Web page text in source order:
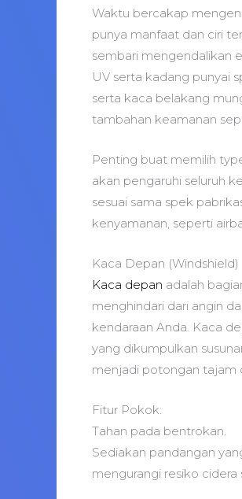
Waktu bercakap
punya manfaat dan ciri
sembari mengendalikan
UV serta kadang punyai
serta kaca belakang
tambahan keamanan
Penting buat memilih
akan pengaruhi seluruh
sesuai sama spek
kenyamanan, seperti
Kaca Depan (Windshield)
Kaca depan adalah
menghindari dari angin
kendaraan Anda. Kaca
yang dikumpulkan
menjadi potongan tajam
Fitur Pokok:
Tahan pada bentrokan.
Sediakan pandangan
mengurangi resiko